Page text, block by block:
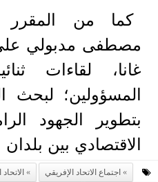
كما من المقرر
مصطفى مدبولي
غانا، لقاءات
المسؤولين؛ لبحث
بتطوير الجهود
الاقتصادي بين بلدان
اجتماع الاتحاد الإفريقي